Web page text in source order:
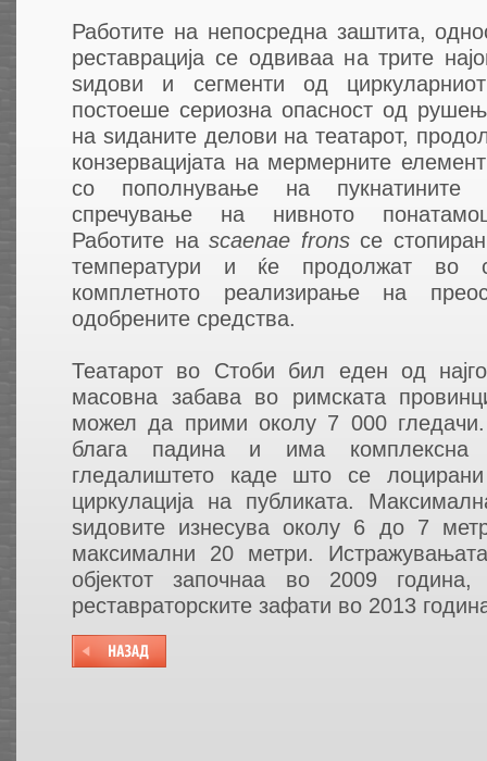
Работите на непосредна заштита,
реставрација се одвиваа на трите
ѕидови и сегменти од
постоеше сериозна опасност од
на ѕиданите делови на театарот,
конзервацијата на мермерните
со пополнување на
спречување на нивното
Работите наscaenae fronsсе
температури и ќе продолжат во
комплетното реализирање на
одобрените средства.
Театарот во Стоби бил еден од
масовна забава во римската
можел да прими околу 7 000
блага падина и има комплексна
гледалиштето каде што се
циркулација на публиката.
ѕидовите изнесува околу 6 до 7
максимални 20 метри.
објектот започнаа во 2009 година,
реставраторските зафати во 2013